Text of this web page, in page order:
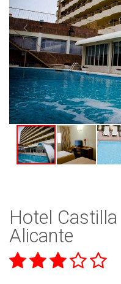
Hotel
Alicante